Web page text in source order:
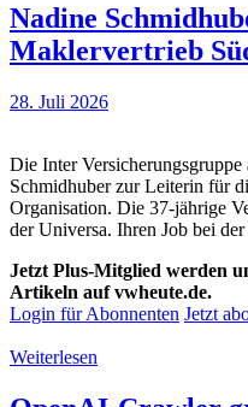
Nadine
Maklervertrieb
28. Juli 2026
Die Inter
Schmidhuber zur Leiterin für
Organisation. Die 37-jährige
der Universa. Ihren Job bei
Jetzt Plus-Mitglied werden
Artikeln auf vwheute.de.
Login für Abonnenten Jetzt
Weiterlesen